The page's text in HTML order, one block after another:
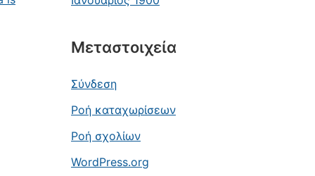
Μεταστοιχεία
Σύνδεση
Ροή καταχωρίσεων
Ροή σχολίων
WordPress.org